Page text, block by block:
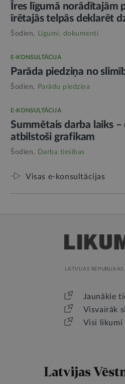
Īres līgumā norādītajām
īrētajās telpās deklarēt
Šodien, Līgumi, dokumenti
E-KONSULTĀCIJA
Parāda piedziņa no
Šodien, Parādu piedziņa
E-KONSULTĀCIJA
Summētais darba laiks
atbilstoši grafikam
Šodien, Darba tiesības
Visas e-konsultācijas
LATVIJAS
Jaunākie
Visvairāk
Visi likumi